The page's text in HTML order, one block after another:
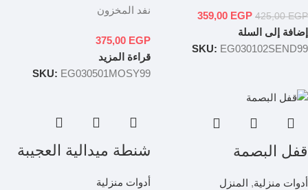
425,00EGP
359,00 EGP
إضافة إلى السلة
SKU: EG030102SEND99
نفد المخزون
375,00 EGP
قراءة المزيد
SKU: EG030501MOSY99
قفل البصمة
أدوات منزلية, المنزل
شنطة ميدالية العجيبة
أدوات منزلية